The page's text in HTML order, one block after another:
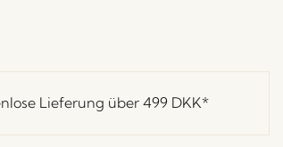
Lieferung über499 DKK*